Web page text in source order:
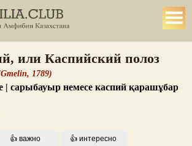
или Каспийский полоз
1789)
| сарыбауыр немесе каспий қарашұбар